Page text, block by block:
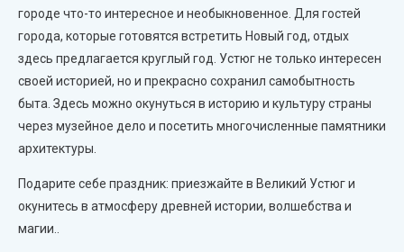
городе что-то интересное и необыкновенное. Для гостей
города, которые готовятся встретить Новый год, отдых
здесь предлагается круглый год. Устюг не только интересен
своей историей, но и прекрасно сохранил самобытность
быта. Здесь можно окунуться в историю и культуру страны
через музейное дело и посетить многочисленные памятники
архитектуры.
Подарите себе праздник: приезжайте в Великий Устюг и
окунитесь в атмосферу древней истории, волшебства и
магии..